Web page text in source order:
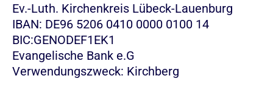
Ev.-Luth. Kirchenkreis Lübeck-Lauenburg
IBAN: DE96 5206 0410 0000 0100 14
BIC:GENODEF1EK1
Evangelische Bank e.G
Verwendungszweck: Kirchberg